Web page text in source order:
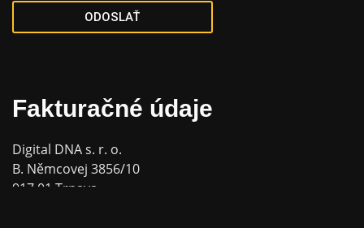
Fakturačné údaje
Digital DNA s. r. o.
B. Němcovej 3856/10
917 01 Trnava
ODOSLAŤ